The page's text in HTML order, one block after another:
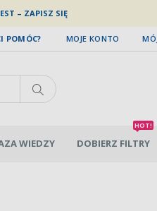
– ZAPISZ SIĘ
MOJE KONTO
POMÓC?
WIEDZY DOBIERZ FILTRY
HOT!